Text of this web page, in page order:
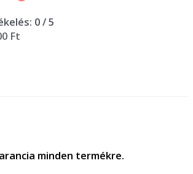
0/ 5
Ft
minden termékre.